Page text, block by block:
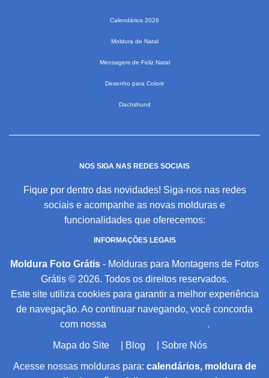
Calendários 2026
Moldura de Natal
Mensagem de Feliz Natal
Desenho para Colorir
Dachshund
NOS SIGA NAS REDES SOCIAIS
Fique por dentro das novidades! Siga-nos nas redes
sociais e acompanhe as novas molduras e
funcionalidades que oferecemos:
INFORMAÇÕES LEGAIS
Moldura Foto Grátis - Molduras para Montagens de Fotos
Grátis © 2026. Todos os direitos reservados.
Este site utiliza cookies para garantir a melhor experiência
de navegação. Ao continuar navegando, você concorda
com nossa
.
Mapa do Site Blog Sobre Nós
Acesse nossas molduras para: calendários, moldura de